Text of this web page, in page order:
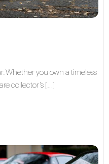
Whether you own a timeless
collector’s […]